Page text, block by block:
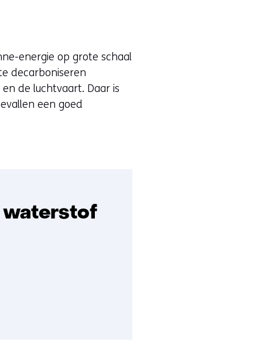
energie op grote schaal
decarboniseren
de luchtvaart. Daar is
een goed
waterstof